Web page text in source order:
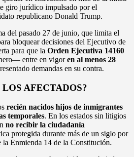
giro jurídico impulsado por el
republicano Donald Trump.
del pasado 27 de junio, que limita el
bloquear decisiones del Ejecutivo de
para que la Orden Ejecutiva 14160
entre en vigoren al menos 28
demandas en su contra.
AFECTADOS?
recién nacidos hijos de inmigrantes
temporales. En los estados sin litigios
no recibir la ciudadanía
protegida durante más de un siglo por
Enmienda 14 de la Constitución.